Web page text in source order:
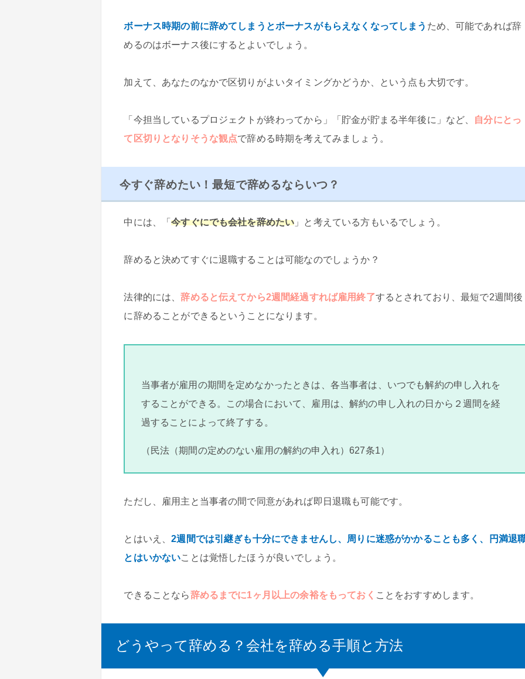
ボーナス時期の前に辞めてしまうとボーナスがもらえなくなってしまう ため、可能であれば辞
めるのはボーナス後にするとよいでしょう。
加えて、あなたのなかで区切りがよいタイミングかどうか、という点も大切です。
「今担当しているプロジェクトが終わってから」「貯金が貯まる半年後に」など、 自分にとっ
て区切りとなりそうな観点で辞める時期を考えてみましょう。
今すぐ辞めたい！最短で辞めるならいつ？
中には、「今すぐにでも会社を辞めたい 」と考えている方もいるでしょう。
辞めると決めてすぐに退職することは可能なのでしょうか？
法律的には、辞めると伝えてから2週間経過すれば雇用終了するとされており、最短で2週間後
に辞めることができるということになります。
当事者が雇用の期間を定めなかったときは、各当事者は、いつでも解約の申し入れを
することができる。この場合において、雇用は、解約の申し入れの日から２週間を経
過することによって終了する。
（民法（期間の定めのない雇用の解約の申入れ）627条1）
ただし、雇用主と当事者の間で同意があれば即日退職も可能です。
とはいえ、2週間では引継ぎも十分にできませんし、周りに迷惑がかかることも多く、円満退
とはいかないことは覚悟したほうが良いでしょう。
できることなら辞めるまでに1ヶ月以上の余裕をもっておく ことをおすすめします。
どうやって辞める？会社を辞める手順と方法